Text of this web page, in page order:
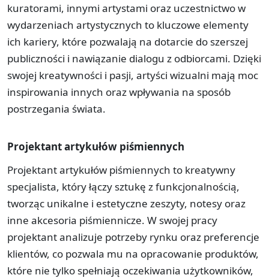
kuratorami, innymi artystami oraz uczestnictwo w
wydarzeniach artystycznych to kluczowe elementy
ich kariery, które pozwalają na dotarcie do szerszej
publiczności i nawiązanie dialogu z odbiorcami. Dzięki
swojej kreatywności i pasji, artyści wizualni mają moc
inspirowania innych oraz wpływania na sposób
postrzegania świata.
Projektant artykułów piśmiennych
Projektant artykułów piśmiennych to kreatywny
specjalista, który łączy sztukę z funkcjonalnością,
tworząc unikalne i estetyczne zeszyty, notesy oraz
inne akcesoria piśmiennicze. W swojej pracy
projektant analizuje potrzeby rynku oraz preferencje
klientów, co pozwala mu na opracowanie produktów,
które nie tylko spełniają oczekiwania użytkowników,